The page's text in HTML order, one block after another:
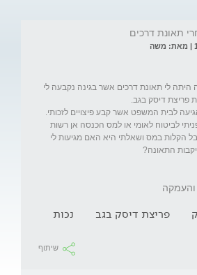
תאונת דרכים
בערך 18 שנה היתה לי תאונת דרכים אשר בגינה נקבעה לי
לביטוח לאומי או למס הכנסה אן רשות
הקלות במס ושאלתי היא האם מגיעות לי
והעמקה
פריצת דיסק בגב נכות
שיתוף